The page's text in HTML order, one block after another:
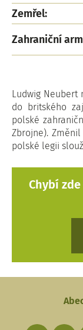
Zemřel:
Zahraniční
Ludwig Neubert
do britského
polské
Zbrojne).
polské legii
Chybí